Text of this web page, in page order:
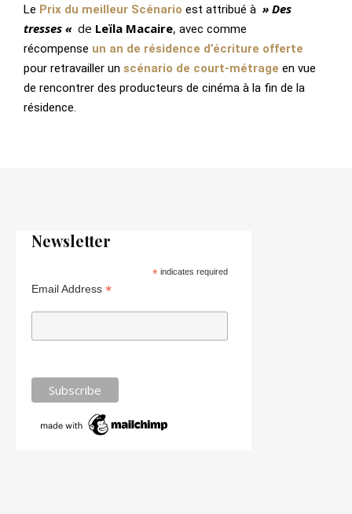
Le Prix du meilleur Scénario est attribué à » Des
tresses « de Leïla Macaire, avec comme
récompense un an de résidence d’écriture offerte
pour retravailler un scénario de court-métrage en vue
de rencontrer des producteurs de cinéma à la fin de la
résidence.
Newsletter
*indicates required
Email Address *